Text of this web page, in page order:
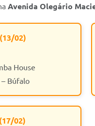
Avenida Olegário
02)
House
Búfalo
02)